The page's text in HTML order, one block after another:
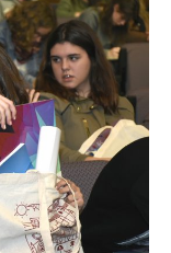
Agenda
ENGLISH